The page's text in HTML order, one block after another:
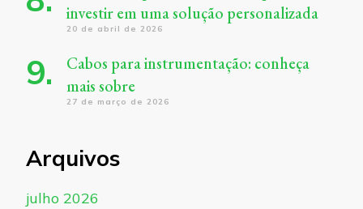
investir em uma solução personalizada
20 de abril de 2026
Cabos para instrumentação: conheça
mais sobre
27 de março de 2026
Arquivos
julho 2026